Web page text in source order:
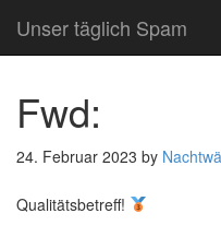
Unser täglich Spam
Fwd:
24. Februar 2023 by
Qualitätsbetreff!